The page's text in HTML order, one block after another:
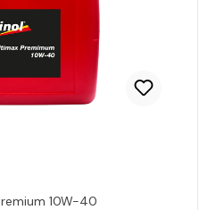
10W-40